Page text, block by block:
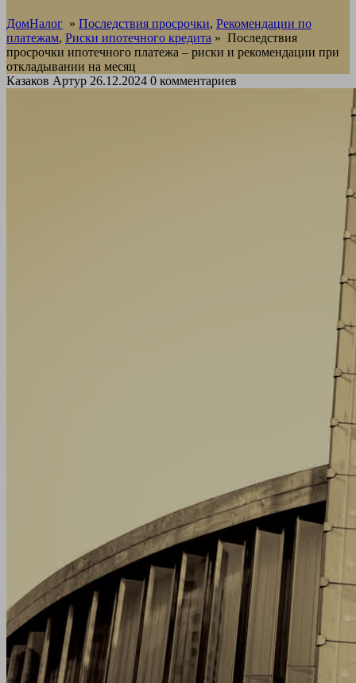
ДомНалог » Последствия просрочки, Рекомендации по
платежам, Риски ипотечного кредита » Последствия
просрочки ипотечного платежа – риски и рекомендации при
откладывании на месяц
Казаков Артур 26.12.2024 0 комментариев